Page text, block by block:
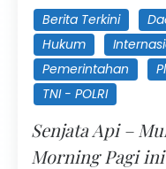
Berita Terkini
Hukum
Pemerintahan
TNI - POLRI
Senjata Api –
Morning Pagi